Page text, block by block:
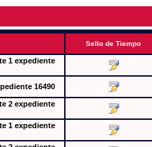
Sello de Tiempo
1 expediente
16490
2 expediente
1 expediente